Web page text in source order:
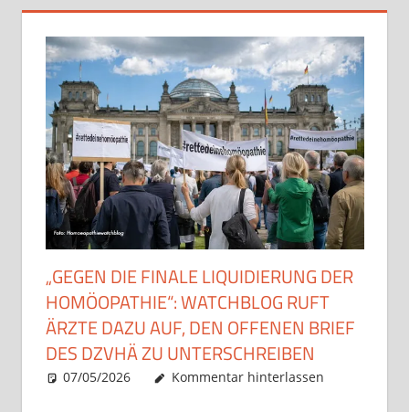
„GEGEN DIE FINALE LIQUIDIERUNG DER
HOMÖOPATHIE“: WATCHBLOG RUFT
ÄRZTE DAZU AUF, DEN OFFENEN BRIEF
DES DZVHÄ ZU UNTERSCHREIBEN
07/05/2026 Christian J. Becker
Uncategorized
Kommentar hinterlassen